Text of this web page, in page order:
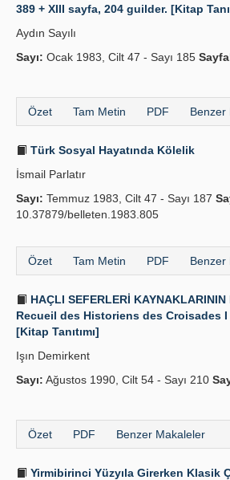
389 + XIII sayfa, 204 guilder. [Kitap
Aydın Sayılı
Sayı: Ocak 1983, Cilt 47 - Sayı 185
Özet Tam Metin PDF Benzer
Türk Sosyal Hayatında Kölelik
İsmail Parlatır
Sayı: Temmuz 1983, Cilt 47 - Sayı 187
10.37879/belleten.1983.805
Özet Tam Metin PDF Benzer
HAÇLI SEFERLERİ
Recueil des Historiens des Croisades
[Kitap Tanıtımı]
Işın Demirkent
Sayı: Ağustos 1990, Cilt 54 - Sayı 210
Özet PDF Benzer Makaleler
Yirmibirinci Yüzyıla Girerken Klasik